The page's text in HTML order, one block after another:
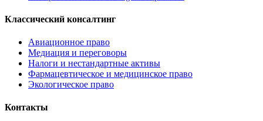
Классический консалтинг
Авиационное право
Медиация и переговоры
Налоги и нестандартные активы
Фармацевтическое и медицинское право
Экологическое право
Контакты